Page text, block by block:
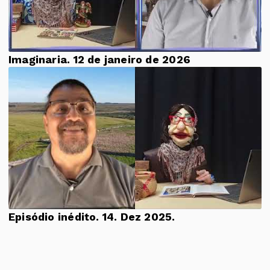
Imaginaria. 12 de janeiro de 2026
Episódio inédito. 14. Dez 2025.